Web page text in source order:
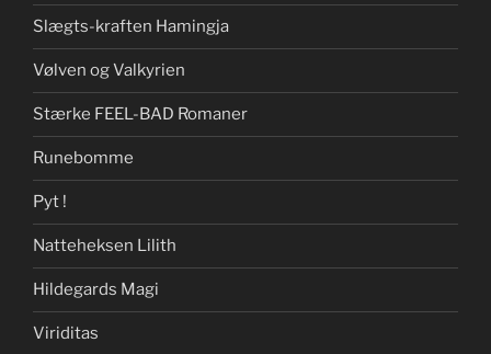
Slægts-kraften Hamingja
Vølven og Valkyrien
Stærke FEEL-BAD Romaner
Runebomme
Pyt !
Natteheksen Lilith
Hildegards Magi
Viriditas